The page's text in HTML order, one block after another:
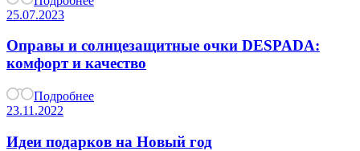
25.07.2023
Оправы и солнцезащитные очки DESPADA:
комфорт и качество
Подробнее
23.11.2022
Идеи подарков на Новый год